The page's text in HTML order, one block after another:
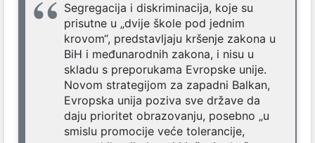
Segregacija i diskriminacija, koje su
prisutne u „dvije škole pod jednim
krovom“, predstavljaju kršenje zakona u
BiH i međunarodnih zakona, i nisu u
skladu s preporukama Evropske unije.
Novom strategijom za zapadni Balkan,
Evropska unija poziva sve države da
daju prioritet obrazovanju, posebno „u
smislu promocije veće tolerancije,